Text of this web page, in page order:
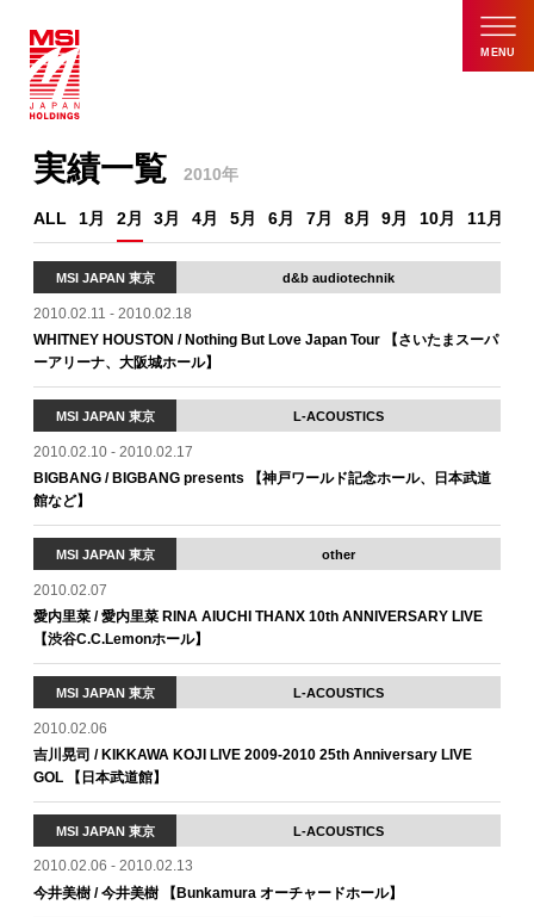
MENU
実績一覧 2010年
ALL 1月 2月 3月 4月 5月 6月 7月 8月 9月 10月 11月
MSI JAPAN 東京 d&b audiotechnik
2010.02.11 - 2010.02.18
WHITNEY HOUSTON / Nothing But Love Japan Tour 【さいたまスーパ
ーアリーナ、大阪城ホール】
MSI JAPAN 東京 L-ACOUSTICS
2010.02.10 - 2010.02.17
BIGBANG / BIGBANG presents 【神戸ワールド記念ホール、日本武道
館など】
MSI JAPAN 東京 other
2010.02.07
愛内里菜 / 愛内里菜 RINA AIUCHI THANX 10th ANNIVERSARY LIVE
【渋谷C.C.Lemonホール】
MSI JAPAN 東京 L-ACOUSTICS
2010.02.06
吉川晃司 / KIKKAWA KOJI LIVE 2009-2010 25th Anniversary LIVE
GOL 【日本武道館】
MSI JAPAN 東京 L-ACOUSTICS
2010.02.06 - 2010.02.13
今井美樹 / 今井美樹 【Bunkamura オーチャードホール】